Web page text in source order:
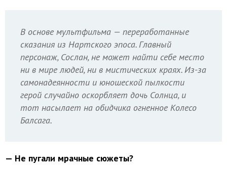
В основе мультфильма — переработанные
сказания из Нартского эпоса. Главный
персонаж, Сослан, не может найти себе место
ни в мире людей, ни в мистических краях. Из-за
самонадеянности и юношеской пылкости
герой случайно оскорбляет дочь Солнца, и
тот насылает на обидчика огненное Колесо
Балсага.
— Не пугали мрачные сюжеты?